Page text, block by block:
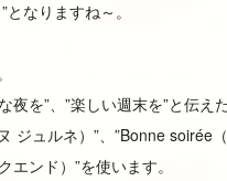
なりますね～。
夜を”、”楽しい週末を”と伝え
ジュルネ）”、”Bonne soirée（
ンド）”を使います。